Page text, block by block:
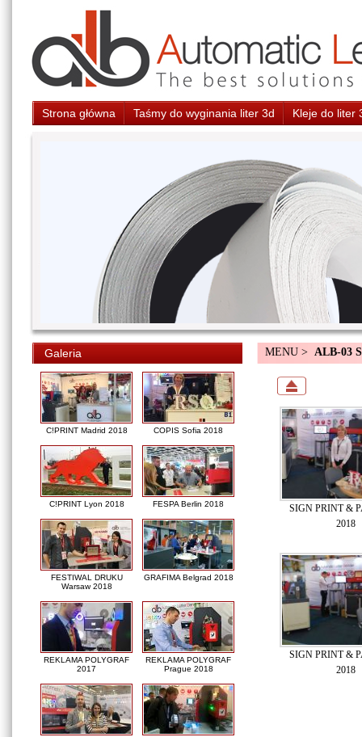
Strona główna Taśmy do wyginania liter 3d Kleje do liter
Galeria
C!PRINT Madrid 2018 COPIS Sofia 2018
C!PRINT Lyon 2018 FESPA Berlin 2018
FESTIWAL DRUKU
Warsaw 2018
GRAFIMA Belgrad 2018
REKLAMA POLYGRAF
2017
REKLAMA POLYGRAF
Prague 2018
MENU > ALB-03
SIGN PRINT &
2018
SIGN PRINT &
2018